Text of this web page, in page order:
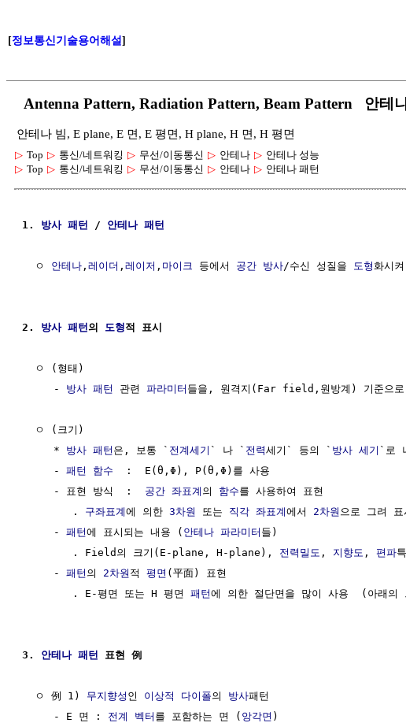
[정보통신기술용어해설]
Antenna Pattern, Radiation Pattern, Beam Pattern 안테
안테나 빔, E plane, E 면, E 평면, H plane, H 면, H 평면
▷ Top ▷ 통신/네트워킹 ▷ 무선/이동통신 ▷ 안테나 ▷ 안테나 성능
▷ Top ▷ 통신/네트워킹 ▷ 무선/이동통신 ▷ 안테나 ▷ 안테나 패턴
1. 방사 패턴 / 안테나 패턴
  ㅇ
안테나 , 레이더 , 레이저 , 마이크 등에서 공간 방사/수신 성질을 도형 화시
2. 방사 패턴의 도형적 표시
  ㅇ (형태)
     -
방사 패턴 관련 파라미터 들을, 원격지(Far field,원방계) 기준으
  ㅇ (크기)
     *
방사 패턴 은, 보통 ` 전계세기 ` 나 ` 전력세기` 등의 ` 방사 세기 `로
     -
패턴 함수
  :  E(θ,Φ), P(θ,Φ)를 사용
     - 표현 방식  :
공간 좌표계 의 함수를 사용하여 표현
        .
구좌표계에 의한 3차원 또는 직각 좌표계에서 2차원 으로 그려 표
     -
패턴에 표시되는 내용 ( 안테나 파라미터 들)
        . Field의 크기(E-plane, H-plane),
전력밀도 , 지향도 , 편파
     -
패턴 의 2차원 적 평면 (平面) 표현
        . E-평면 또는 H 평면
패턴에 의한 절단면을 많이 사용  (아래의
3. 안테나 패턴 표현 例
  ㅇ 例 1)
무지향성 인 이상적 다이폴의 방사패턴
     - E 면 :
전계 벡터 를 포함하는 면 ( 앙각면 )